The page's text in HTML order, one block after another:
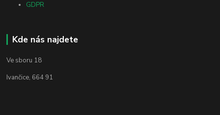
GDPR
Kde nás najdete
Ve sboru 18
Ivančice, 664 91